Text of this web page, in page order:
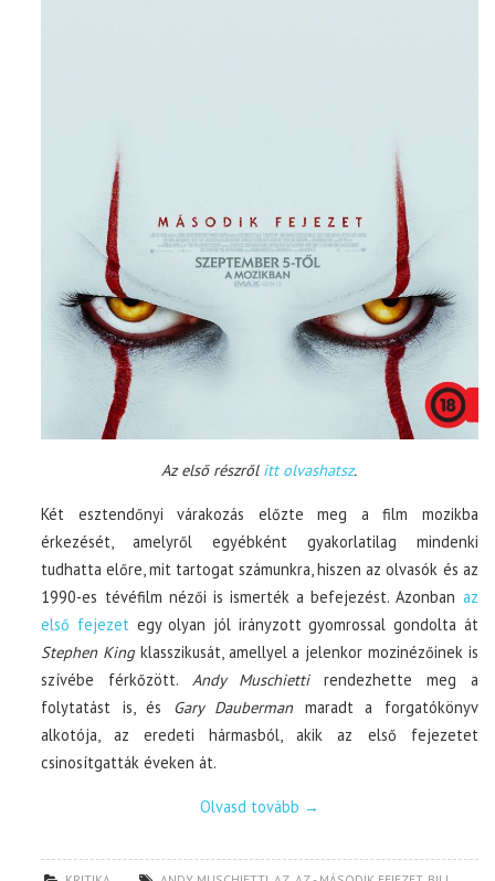
Az első részről itt olvashatsz.
Két esztendőnyi várakozás előzte meg a film mozikba
érkezését, amelyről egyébként gyakorlatilag mindenki
tudhatta előre, mit tartogat számunkra, hiszen az olvasók és az
1990-es tévéfilm nézői is ismerték a befejezést. Azonban az
első fejezet egy olyan jól irányzott gyomrossal gondolta át
Stephen Kingklasszikusát, amellyel a jelenkor mozinézőinek is
szívébe férkőzött. Andy Muschiettirendezhette meg a
folytatást is, és Gary Daubermanmaradt a forgatókönyv
alkotója, az eredeti hármasból, akik az első fejezetet
csinosítgatták éveken át.
Olvasd tovább →